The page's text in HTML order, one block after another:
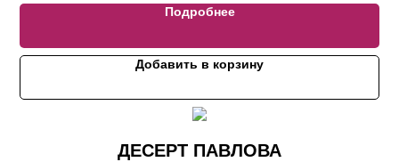
Подробнее
Добавить в корзину
ДЕСЕРТ ПАВЛОВА